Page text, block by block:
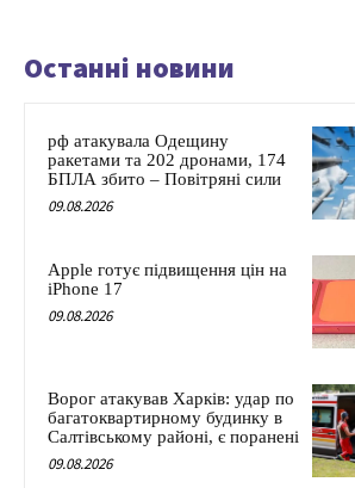
Останні новини
рф атакувала Одещину
ракетами та 202 дронами, 174
БПЛА збито – Повітряні сили
09.08.2026
Apple готує підвищення цін на
iPhone 17
09.08.2026
Ворог атакував Харків: удар по
багатоквартирному будинку в
Салтівському районі, є поранені
09.08.2026